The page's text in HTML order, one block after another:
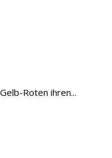
Roten ihren...